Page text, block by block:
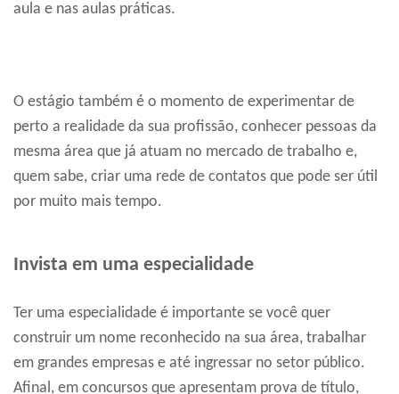
aula e nas aulas práticas.
O estágio também é o momento de experimentar de
perto a realidade da sua profissão, conhecer pessoas da
mesma área que já atuam no mercado de trabalho e,
quem sabe, criar uma rede de contatos que pode ser útil
por muito mais tempo.
Invista em uma especialidade
Ter uma especialidade é importante se você quer
construir um nome reconhecido na sua área, trabalhar
em grandes empresas e até ingressar no setor público.
Afinal, em concursos que apresentam prova de título,